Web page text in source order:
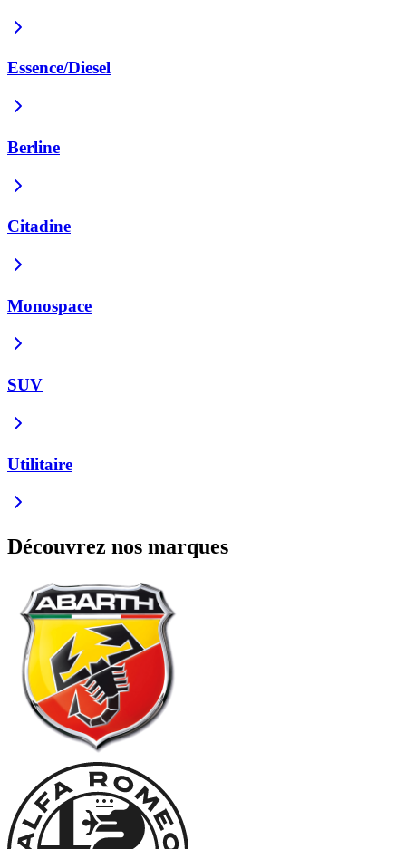
Essence/Diesel
Berline
Citadine
Monospace
SUV
Utilitaire
Découvrez nos marques